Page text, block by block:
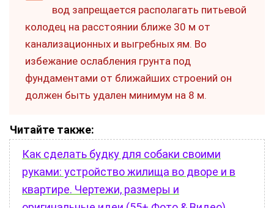
вод запрещается располагать питьевой
колодец на расстоянии ближе 30 м от
канализационных и выгребных ям. Во
избежание ослабления грунта под
фундаментами от ближайших строений он
должен быть удален минимум на 8 м.
Читайте также:
Как сделать будку для собаки своими
руками: устройство жилища во дворе и в
квартире. Чертежи, размеры и